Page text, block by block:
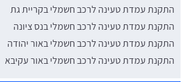
התקנת עמדת טעינה לרכב חשמלי בקריית גת
התקנת עמדת טעינה לרכב חשמלי בנס ציונה
התקנת עמדת טעינה לרכב חשמלי באור יהודה
התקנת עמדת טעינה לרכב חשמלי באור עקיבא